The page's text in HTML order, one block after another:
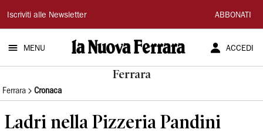
La
Nuova
Ferrara
Iscriviti alle Newsletter ABBONATI
MENU ACCEDI
Ferrara
Ferrara Cronaca
Ladri nella Pizzeria Pandini